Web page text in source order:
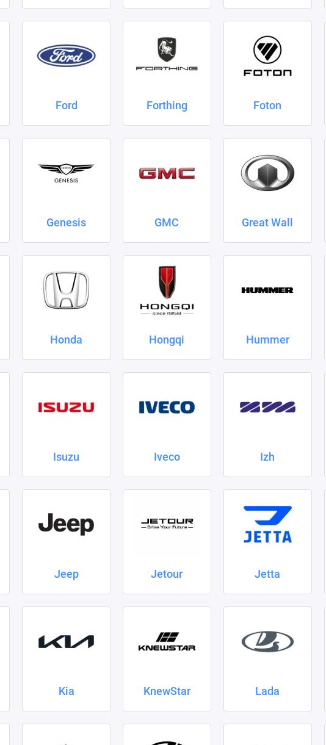
Ford Forthing Foton
Genesis GMC Great Wall
Honda Hongqi Hummer
Isuzu Iveco Izh
Jeep Jetour Jetta
Kia KnewStar Lada